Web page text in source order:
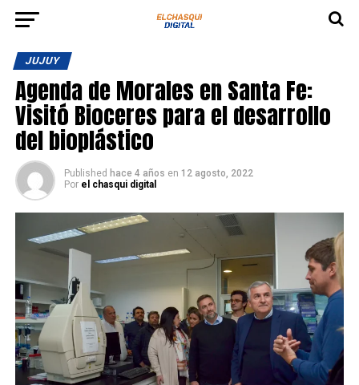
JUJUY
Agenda de Morales en Santa Fe:
Visitó Bioceres para el desarrollo
del bioplástico
Published hace 4 años en 12 agosto, 2022
Por el chasqui digital